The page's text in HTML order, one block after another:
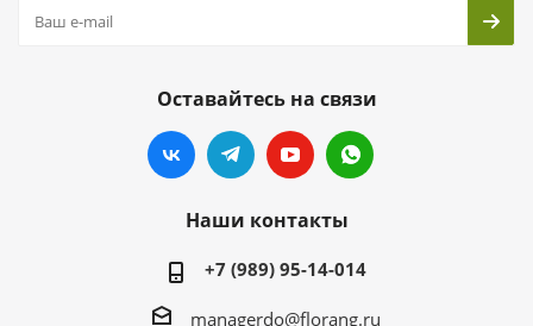
Оставайтесь на связи
Наши контакты
+7 (989) 95-14-014
managerdo@florang.ru